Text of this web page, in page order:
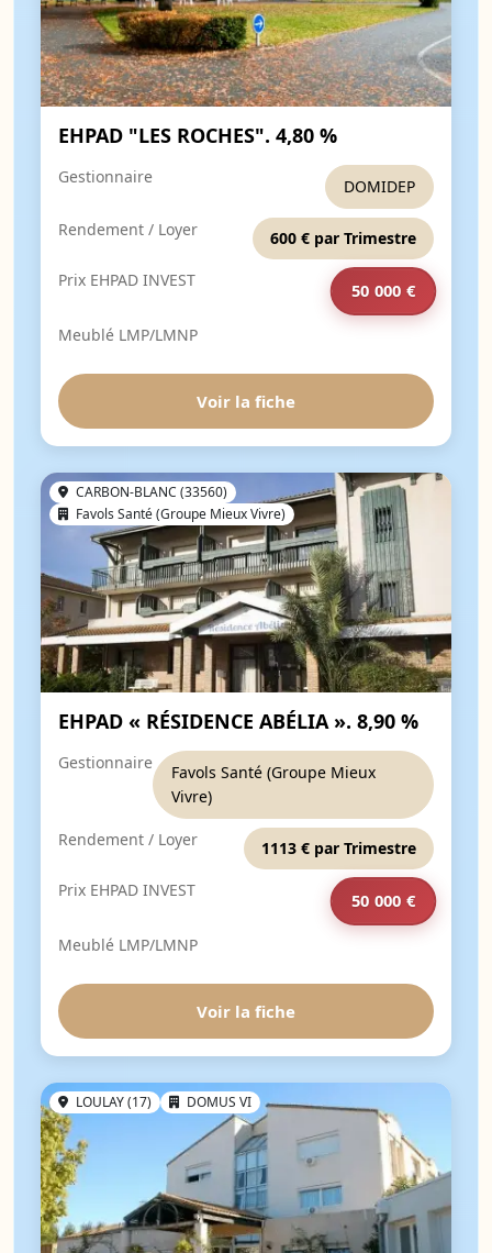
EHPAD "LES ROCHES". 4,80 %
Gestionnaire DOMIDEP
Rendement / Loyer
600 € par Trimestre
Prix EHPAD INVEST
50 000 €
Meublé LMP/LMNP
Voir la fiche
CARBON-BLANC (33560)
Favols Santé (Groupe Mieux Vivre)
EHPAD « RÉSIDENCE ABÉLIA ». 8,90 %
Gestionnaire
Favols Santé (Groupe Mieux
Vivre)
Rendement / Loyer
1113 € par Trimestre
Prix EHPAD INVEST
50 000 €
Meublé LMP/LMNP
Voir la fiche
LOULAY (17) DOMUS VI